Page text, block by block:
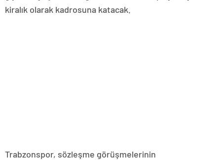
kiralık olarak kadrosuna katacak.
Trabzonspor, sözleşme görüşmelerinin